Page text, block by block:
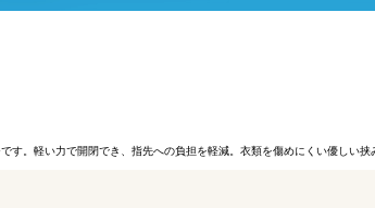
。軽い力で開閉でき、指先への負担を軽減。衣類を傷めにくい優しい